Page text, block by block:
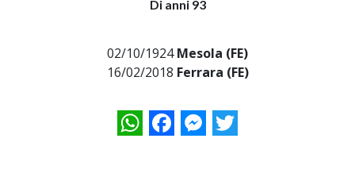
Di anni 93
02/10/1924Mesola (FE)
16/02/2018 Ferrara (FE)
WhatsAppFacebookMessenger
Twitter